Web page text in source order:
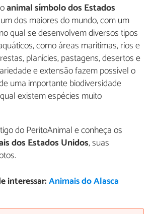
animal símbolo dos Estados
dos maiores do mundo, com um
qual se desenvolvem diversos tipos
como áreas marítimas, rios e
planícies, pastagens, desertos e
e extensão fazem possível o
uma importante biodiversidade
existem espécies muito
do PeritoAnimal e conheça os
dos Estados Unidos, suas
interessar:Animais do Alasca